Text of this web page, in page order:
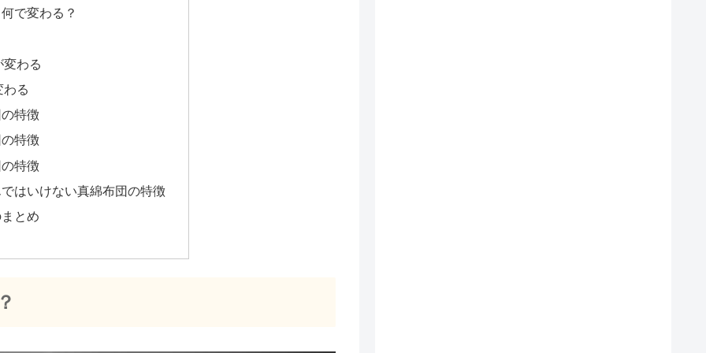
で変わる？
わる
わる
特徴
特徴
特徴
はいけない真綿布団の特徴
とめ